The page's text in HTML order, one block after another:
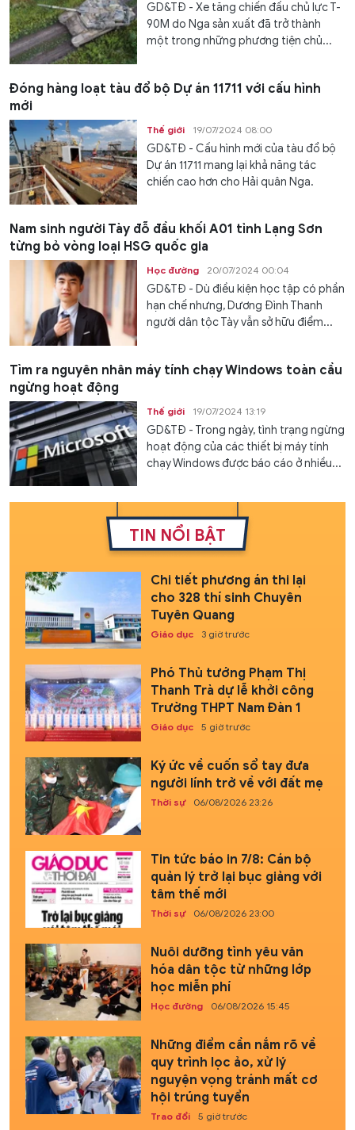
GD&TĐ - Xe tăng chiến đấu chủ lực T-
90M do Nga sản xuất đã trở thành
một trong những phương tiện chủ...
Đóng hàng loạt tàu đổ bộ Dự án 11711 với cấu hình
mới
Thế giới 19/07/2024 08:00
GD&TĐ - Cấu hình mới của tàu đổ bộ
Dự án 11711 mang lại khả năng tác
chiến cao hơn cho Hải quân Nga.
Nam sinh người Tày đỗ đầu khối A01 tỉnh Lạng Sơn
từng bỏ vòng loại HSG quốc gia
Học đường 20/07/2024 00:04
GD&TĐ - Dù điều kiện học tập có phần
hạn chế nhưng, Dương Đình Thanh
người dân tộc Tày vẫn sở hữu điểm...
Tìm ra nguyên nhân máy tính chạy Windows toàn cầu
ngừng hoạt động
Thế giới 19/07/2024 13:19
GD&TĐ - Trong ngày, tình trạng ngừng
hoạt động của các thiết bị máy tính
chạy Windows được báo cáo ở nhiều...
TIN NỔI BẬT
Chi tiết phương án thi lại
cho 328 thí sinh Chuyên
Tuyên Quang
Giáo dục 3 giờ trước
Phó Thủ tướng Phạm Thị
Thanh Trà dự lễ khởi công
Trường THPT Nam Đàn 1
Giáo dục 5 giờ trước
Ký ức về cuốn sổ tay đưa
người lính trở về với đất mẹ
Thời sự 06/08/2026 23:26
Tin tức báo in 7/8: Cán bộ
quản lý trở lại bục giảng với
tâm thế mới
Thời sự 06/08/2026 23:00
Nuôi dưỡng tình yêu văn
hóa dân tộc từ những lớp
học miễn phí
Học đường 06/08/2026 15:45
Những điểm cần nắm rõ về
quy trình lọc ảo, xử lý
nguyện vọng tránh mất cơ
hội trúng tuyển
Trao đổi 5 giờ trước